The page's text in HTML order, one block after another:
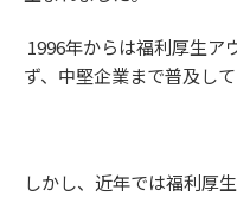
1996年からは福利厚生ア
ず、中堅企業まで普及して
しかし、近年では福利厚